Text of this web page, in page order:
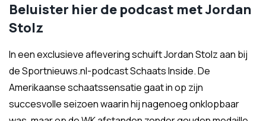
Beluister hier de podcast met Jordan
Stolz
In een exclusieve aflevering schuift Jordan Stolz aan bij
de Sportnieuws.nl-podcast Schaats Inside. De
Amerikaanse schaatssensatie gaat in op zijn
succesvolle seizoen waarin hij nagenoeg onklopbaar